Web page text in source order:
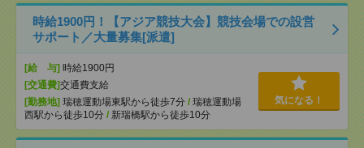
時給1900円！【アジア競技大会】競技会場での設営
サポート／大量募集[派遣]
[給 与] 時給1900円
[交通費]交通費支給
[勤務地] 瑞穂運動場東駅から徒歩7分 / 瑞穂運動場
西駅から徒歩10分 / 新瑞橋駅から徒歩10分
気になる！